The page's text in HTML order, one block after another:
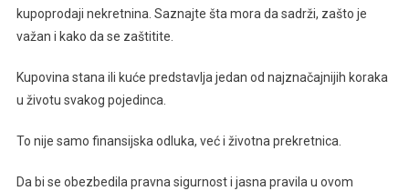
kupoprodaji nekretnina. Saznajte šta mora da sadrži, zašto je
važan i kako da se zaštitite.
Kupovina stana ili kuće predstavlja jedan od najznačajnijih koraka
u životu svakog pojedinca.
To nije samo finansijska odluka, već i životna prekretnica.
Da bi se obezbedila pravna sigurnost i jasna pravila u ovom